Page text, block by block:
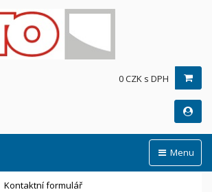
0 CZK s DPH
Menu
Kontaktní formulář